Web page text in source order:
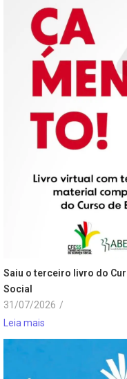
Saiu o terceiro livro do
Social
31/07/2026 /
Leia mais